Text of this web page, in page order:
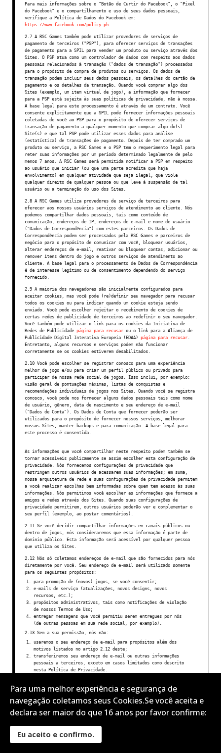
Para mais informações sobre o "Botão de Curtir do Facebook", o "Pixel
do Facebook" e o compartilhamento e uso de seus dados pessoais,
verifique a Política de Dados do Facebook em:
https://www.facebook.com/policy.ph
2.7 A RSC Games também pode utilizar provedores de serviços de
pagamento de terceiros ("PSP"), para oferecer serviços de transações
de pagamento para a SPIL para vender um produto ou serviço através dos
Sites. O PSP atua como um controlador de dados com respeito aos dados
pessoais relacionados à transação ("dados de transação") processados
para o propósito de compra de produtos ou serviços. Os dados de
transação podem incluir seus dados pessoais, os detalhes do cartão de
pagamento e os detalhes da transação. Quando você comprar algo dos
Sites (exemplo, um item virtual de jogo), a informação que fornecer
para a PSP está sujeita às suas políticas de privacidade, não à nossa.
A base legal para este processamento é através de um contrato. Você
consente explicitamente que a SPIL pode fornecer informações pessoais
coletadas de você ao PSP para o propósito de oferecer serviços de
transação de pagamento a qualquer momento que comprar algo do(s)
Site(s) e que tal PSP pode utilizar esses dados para análise
(estatística) de transações de pagamento. Depois de ter comprado um
produto ou serviço, a RSC Games e o PSP tem o requerimento legal para
reter suas informações por um período determinado legalmente de pelo
menos 7 anos. A RSC Games será permitida notificar a PSP em respeito
ao usuário que iniciar (ou que uma parte acredita que haja
envolvimento) em qualquer atividade que seja ilegal, que viole
qualquer direito de qualquer pessoa ou que leve à suspensão de tal
usuário ou a terminação do uso dos Sites.
2.8 A RSC Games utiliza provedores de serviço de terceiros para
oferecer aos nossos usuários serviços de atendimento ao cliente. Nós
podemos compartilhar dados pessoais, tais como conteúdo de
comunicação, endereços de IP, endereços de e-mail e nome de usuário
("Dados de Correspondência") com estes parceiros. Os Dados de
Correspondência podem ser processados pela RSC Games e parceiros de
negócio para o propósito de comunicar com você, bloquear usuários,
alterar endereços de e-mail, reativar ou bloquear contas, adicionar ou
remover itens dentro do jogo e outros serviços de atendimento ao
cliente. A base legal para o processamento de Dados de Correspondência
é de interesse legítimo ou de consentimento dependendo do serviço
fornecido.
2.9 A maioria dos navegadores são inicialmente configurados para
aceitar cookies, mas você pode (re)definir seu navegador para recusar
todos os cookies ou para indicar quando um cookie esteja sendo
enviado. Você pode escolher rejeitar o recebimento de cookies de
certas redes de publicidade de terceiros ao redefinir o seu navegador.
Você também pode utilizar o link para os cookies da Iniciativa de
Redes de Publicidade página para recusar ou o link para a Aliança de
Publicidade Digital Interativa Europeia (EDAA) página para recusar
Entretanto, alguns recursos e serviços podem não funcionar
corretamente se os cookies estiverem desabilitados.
2.10 Você pode escolher se registrar conosco para uma experiência
melhor de jogo e/ou para criar um perfil público ou privado para
participar de nossa rede social de jogos. Isso inclui, por exemplo:
visão geral de pontuações máximas, listas de conquistas e
recomendações individuais de jogos nos Sites. Quando você se registra
conosco, você pode nos fornecer alguns dados pessoais tais como nome
de usuário, gênero, data de nascimento e seu endereço de e-mail
("Dados de Conta"). Os Dados de Conta que fornecer poderão ser
utilizados para o propósito de fornecer nossos serviços, melhorar
nossos Sites, manter backups e para comunicação. A base legal para
este processo é consentida.
As informações que você compartilhar neste respeito podem também se
tornar acessíveis publicamente se assim escolher esta configuração de
privacidade. Nós fornecemos configurações de privacidade que
restringem outros usuários de acessarem suas informações; em suma,
nossa arquitetura de rede e suas configurações de privacidade permitem
a você realizar escolhas bem informadas sobre quem tem acesso às suas
informações. Nós permitimos você escolher as informações que fornece a
amigos e redes através dos Sites. Quando suas configurações de
privacidade permitirem, outros usuários poderão ver e complementar o
seu perfil (exemplo, ao postar comentários).
2.11 Se você decidir compartilhar informações em canais públicos ou
dentro de jogos, nós consideraremos que essa informação é parte de
domínio público. Esta informação será acessível por qualquer pessoa
que utiliza os Sites.
2.12 Nós só coletamos endereços de e-mail que são fornecidos para nós
diretamente por você. Seu endereço de e-mail será utilizado somente
para os seguintes propósitos:
para promoção de (novos) jogos, se você consentir;
e-mails de serviço (atualizações, novos designs, novos
recursos, etc.);
propósitos administrativos, tais como notificações de violação
de nossos Termos de Uso;
entregar mensagens que você permitiu serem entregues por nós
(de outras pessoas em sua rede social, por exemplo).
2.13 Sem a sua permissão, nós não:
usaremos o seu endereço de e-mail para propósitos além dos
motivos listados no artigo 2.12 deste;
transferiremos seu endereço de e-mail ou outras informações
pessoais a terceiros, exceto em casos limitados como descrito
nesta Política de Privacidade.
Você pode revogar seu consentimento para utilizar o seu endereço de e-
mail para propósitos promocionais a qualquer momento, incluindo
boletins informativos ao alterar as suas configurações de privacidade
em sua conta ou ao enviar um e-mail para
Combinação de Dados Pessoais
propósito mencionado no artigo 2, nos é intitulado a combinar seus
dados pessoais (incluindo o seu endereço de e-mail, quando aplicável)
Para uma melhor experiência e segurança de
navegação coletamos seus Cookies.Se você aceita e
declara ser maior do que 16 anos por favor confirme:
Eu aceito e confirmo.